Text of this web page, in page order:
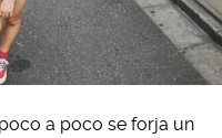
a poco se forja un